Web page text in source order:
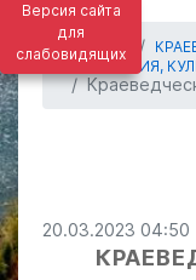
Версия сайта
для
слабовидящих
ИСТОРИЯ,
20.03.2023 04:50